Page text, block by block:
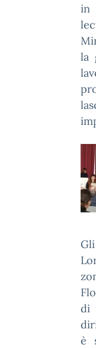
in
la
di
è